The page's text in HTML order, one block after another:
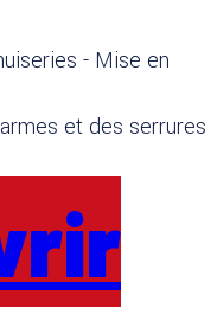
- Mise en
et des serrures